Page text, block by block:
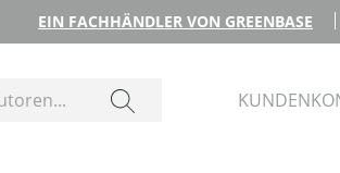
EIN FACHHÄNDLER VON GREENBASE